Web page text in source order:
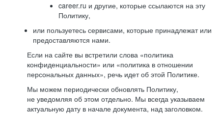
career.ru и другие, которые ссылаются на эту
Политику,
или пользуетесь сервисами, которые принадлежат или
предоставляются нами.
Если на сайте вы встретили слова «политика
конфиденциальности» или «политика в отношении
персональных данных», речь идет об этой Политике.
Мы можем периодически обновлять Политику,
не уведомляя об этом отдельно. Мы всегда указываем
актуальную дату в начале документа, над заголовком.